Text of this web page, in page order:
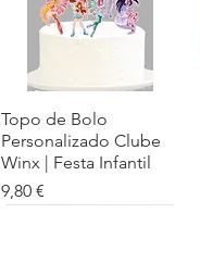
Visualização rápida
Topo de Bolo
Personalizado Clube
Winx | Festa Infantil
Preço
9,80 €